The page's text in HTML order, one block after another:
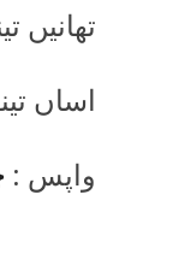
تھانیں
اساں
واپس :